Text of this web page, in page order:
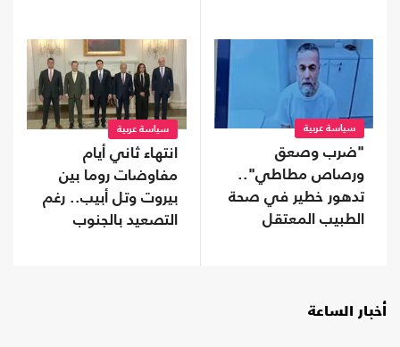
سياسة عربية
"ضرب وصعق
ورصاص مطاطي"..
تدهور خطير في صحة
الطبيب المعتقل
سياسة عربية
انتهاء ثاني أيام
مفاوضات روما بين
بيروت وتل أبيب.. رغم
التصعيد بالجنوب
أخبار الساعة